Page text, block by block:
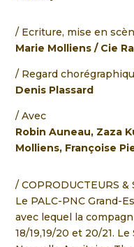
Ecriture, mise en
Marie Molliens / Cie
Regard
Denis Plassard
Avec
Robin Auneau, Zaza
Molliens, Françoise
/ COPRODUCTEURS
Le PALC-PNC Grand-
avec lequel la
18/19,19/20 et 20/21.